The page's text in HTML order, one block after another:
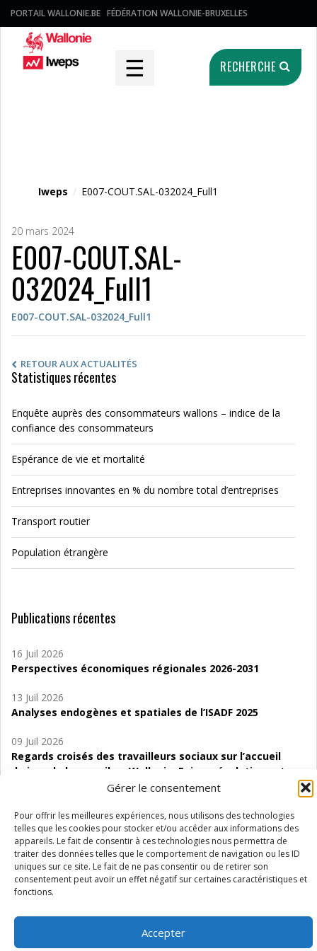
Gérer le consentement
Pour offrir les meilleures expériences, nous utilisons des technologies
telles que les cookies pour stocker et/ou accéder aux informations des
appareils. Le fait de consentir à ces technologies nous permettra de
traiter des données telles que le comportement de navigation ou les ID
uniques sur ce site. Le fait de ne pas consentir ou de retirer son
consentement peut avoir un effet négatif sur certaines caractéristiques et
fonctions.
Accepter
PORTAIL WALLONIE.BE FÉDÉRATION WALLONIE-BRUXELLES
☰ RECHERCHE
Iweps / E007-COUT.SAL-032024_Full1
20 mars 2024
E007-COUT.SAL-
032024_Full1
E007-COUT.SAL-032024_Full1
RETOUR AUX ACTUALITÉS
Statistiques récentes
Enquête auprès des consommateurs wallons – indice de la
confiance des consommateurs
Espérance de vie et mortalité
Entreprises innovantes en % du nombre total d’entreprises
Transport routier
Population étrangère
Publications récentes
16 Juil 2026
Perspectives économiques régionales 2026-2031
13 Juil 2026
Analyses endogènes et spatiales de l’ISADF 2025
09 Juil 2026
Regards croisés des travailleurs sociaux sur l’accueil
de jour de bas seuil en Wallonie. Enjeux, évolutions et
06 Juil 2026
Étude d’évaluabilité des Structures
d’accompagnement à l’autocréation d’emploi (SAACE)
01 Juil 2026
Pénurie du personnel infirmier :quels indicateurs
Wallonie ?